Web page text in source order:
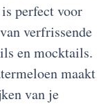
perfect voor
verfrissende
en mocktails.
maakt
van je